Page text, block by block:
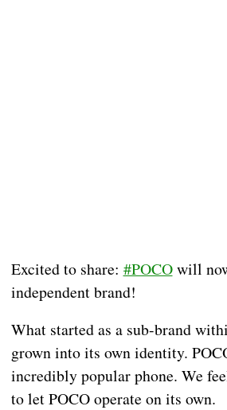
Excited to share: #POCOwill
independent brand!
What started as a sub-brand
grown into its own identity.
incredibly popular phone. We
to let POCO operate on its own.